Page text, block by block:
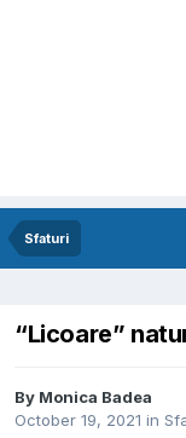
Sfaturi
“Licoare”
By Monica Badea
October 19, 2021 in